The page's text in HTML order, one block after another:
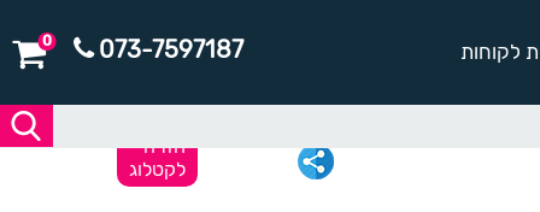
לקוחות 073-7597187
0
חזרה
לקטלוג